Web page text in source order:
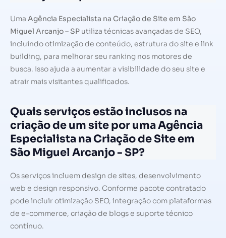
Uma Agência Especialista na Criação de Site em São
Miguel Arcanjo – SP utiliza técnicas avançadas de SEO,
incluindo otimização de conteúdo, estrutura do site e link
building, para melhorar seu ranking nos motores de
busca. Isso ajuda a aumentar a visibilidade do seu site e
atrair mais visitantes qualificados.
Quais serviços estão inclusos na
criação de um site por uma Agência
Especialista na Criação de Site em
São Miguel Arcanjo - SP?
Os serviços incluem design de sites, desenvolvimento
web e design responsivo. Conforme pacote contratado
pode incluir otimização SEO, integração com plataformas
de e-commerce, criação de blogs e suporte técnico
contínuo.